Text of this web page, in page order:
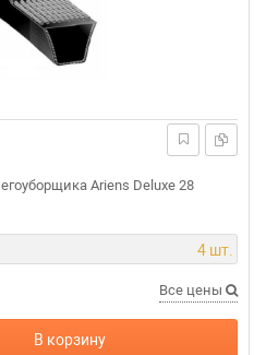
Ariens Deluxe 28
4 шт.
Все цены
В корзину